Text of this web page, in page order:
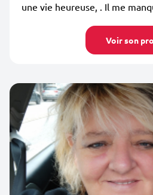
une vie heureuse, . Il me
Voir son